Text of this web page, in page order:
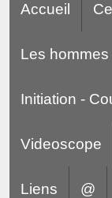
Accueil
Les hommes
Initiation -
Videoscope
Liens @